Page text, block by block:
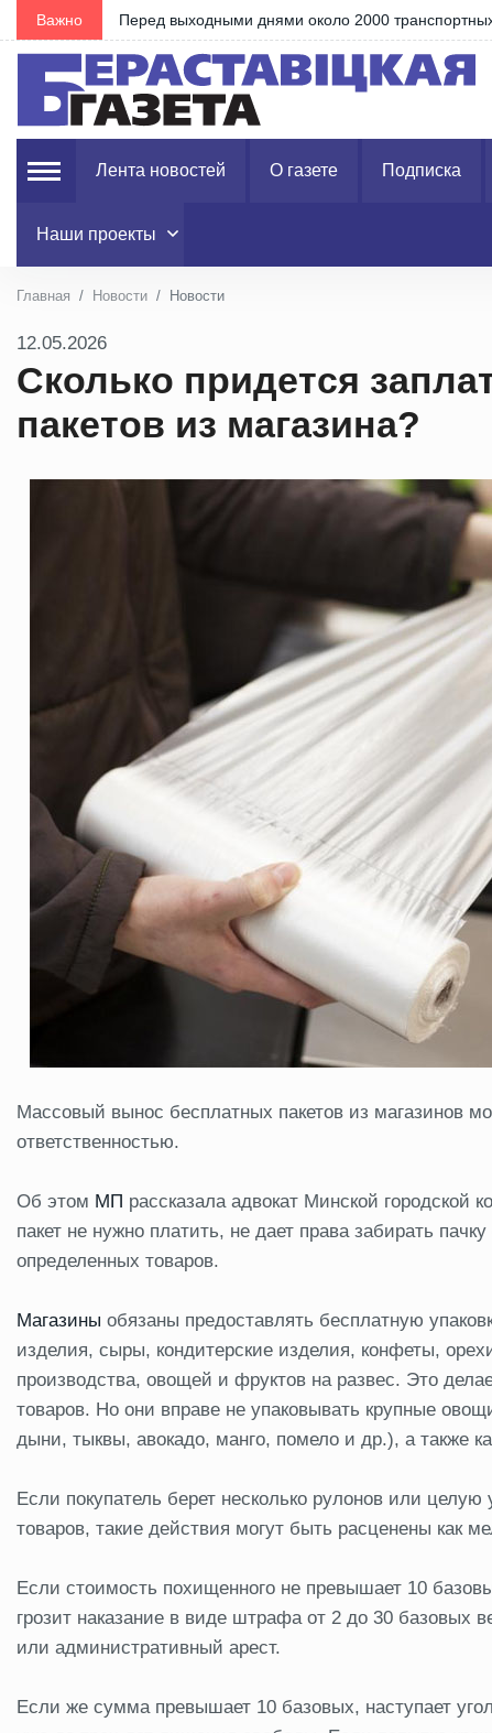
Важно
2000 транспортных средств ожидают въезда в Евросоюз
Лента новостей О газете Подписка
Наши проекты
Главная Новости Новости
12.05.2026
Сколько придется
пакетов из магазина?
Массовый вынос бесплатных пакетов из магазинов
ответственностью.
Об этом МП рассказала адвокат Минской городской
пакет не нужно платить, не дает права забирать
определенных товаров.
Магазины обязаны предоставлять бесплатную
изделия, сыры, кондитерские изделия, конфеты,
производства, овощей и фруктов на развес. Это
товаров. Но они вправе не упаковывать крупные
дыни, тыквы, авокадо, манго, помело и др.), а также
Если покупатель берет несколько рулонов или целую
товаров, такие действия могут быть расценены как
Если стоимость похищенного не превышает 10
грозит наказание в виде штрафа от 2 до 30 базовых
или административный арест.
Если же сумма превышает 10 базовых, наступает